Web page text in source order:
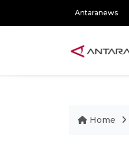
Antaranews
Home